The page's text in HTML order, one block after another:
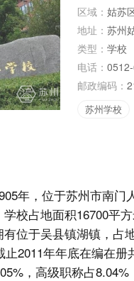
区域： 姑苏
地址： 苏州
类型： 学校
电话：
邮政编码：
苏州学校
年，位于苏州市南
校占地面积16700平
位于吴县镇湖镇，占
2011年年底在编在
，高级职称占